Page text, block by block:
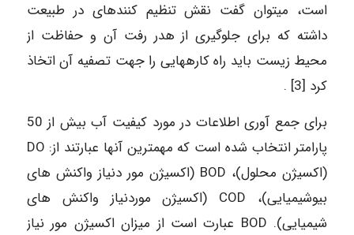
است، میتوان گفت نقش تنظیم کنندهای در طبیعت
داشته که برای جلوگیری از هدر رفت آن و حفاظت از
محیط زیست باید راه کارههایی را جهت تصفیه آن اتخاذ
کرد [3] .
برای جمع آوری اطلاعات در مورد کیفیت آب بیش از 50
پارامتر انتخاب شده است که مهمترین آنها عبارتند از: DO
(اکسیژن محلول)، BOD (اکسیژن مور دنیاز واکنش های
بیوشیمیایی)، COD (اکسیژن موردنیاز واکنش های
شیمیایی). BOD عبارت است از میزان اکسیژن مور نیاز